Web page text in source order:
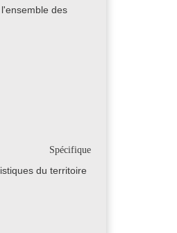
des
Spécifique
du territoire